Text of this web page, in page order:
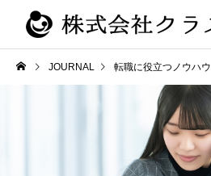
JOURNAL 転職に役立つノウハウ